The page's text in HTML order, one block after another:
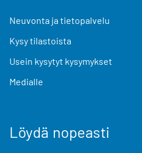
Neuvonta ja tietopalvelu
Kysy tilastoista
Usein kysytyt kysymykset
Medialle
Löydä nopeasti